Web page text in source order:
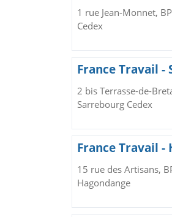
1 rue Jean-Monnet,
Cedex
France Travail -
2 bis Terrasse-de-
Sarrebourg Cedex
France Travail -
15 rue des Artisans,
Hagondange